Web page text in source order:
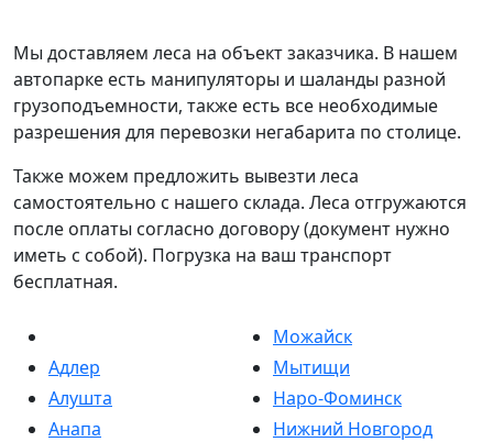
Мы доставляем леса на объект заказчика. В нашем
автопарке есть манипуляторы и шаланды разной
грузоподъемности, также есть все необходимые
разрешения для перевозки негабарита по столице.
Также можем предложить вывезти леса
самостоятельно с нашего склада. Леса отгружаются
после оплаты согласно договору (документ нужно
иметь с собой). Погрузка на ваш транспорт
бесплатная.
Адлер
Алушта
Анапа
Можайск
Мытищи
Наро-Фоминск
Нижний Новгород